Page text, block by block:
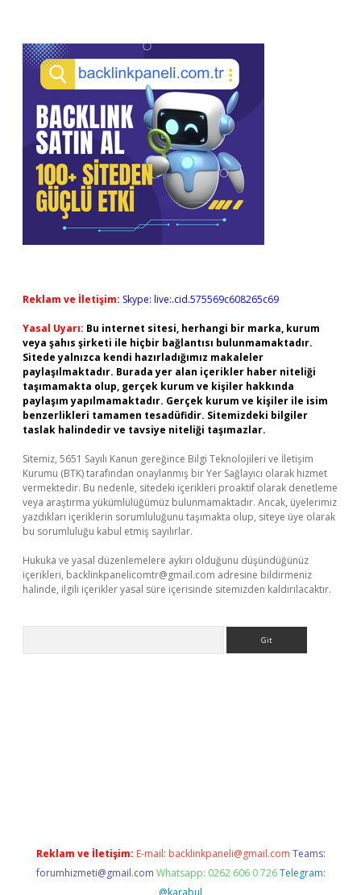
Reklam ve İletişim: Skype: live:.cid.575569c608265c69
Yasal Uyarı: Bu internet sitesi, herhangi bir marka, kurum
veya şahıs şirketi ile hiçbir bağlantısı bulunmamaktadır.
Sitede yalnızca kendi hazırladığımız makaleler
paylaşılmaktadır. Burada yer alan içerikler haber niteliği
taşımamakta olup, gerçek kurum ve kişiler hakkında
paylaşım yapılmamaktadır. Gerçek kurum ve kişiler ile isim
benzerlikleri tamamen tesadüfidir. Sitemizdeki bilgiler
taslak halindedir ve tavsiye niteliği taşımazlar.
Sitemiz, 5651 Sayılı Kanun gereğince Bilgi Teknolojileri ve İletişim
Kurumu (BTK) tarafından onaylanmış bir Yer Sağlayıcı olarak hizmet
vermektedir. Bu nedenle, sitedeki içerikleri proaktif olarak denetleme
veya araştırma yükümlülüğümüz bulunmamaktadır. Ancak, üyelerimiz
yazdıkları içeriklerin sorumluluğunu taşımakta olup, siteye üye olarak
bu sorumluluğu kabul etmiş sayılırlar.
Hukuka ve yasal düzenlemelere aykırı olduğunu düşündüğünüz
içerikleri, backlinkpanelicomtr@gmail.com adresine bildirmeniz
halinde, ilgili içerikler yasal süre içerisinde sitemizden kaldırılacaktır.
Reklam ve İletişim: E-mail: backlinkpaneli@gmail.com Teams:
forumhizmeti@gmail.com Whatsapp: 0262 606 0 726 Telegram:
@karabul